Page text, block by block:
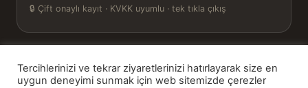
🔒 Çift onaylı kayıt · KVKK uyumlu · tek tıkla çıkış
© 2026 Bookinton — Türkiye’nin Kitap Platformu
Tercihlerinizi ve tekrar ziyaretlerinizi hatırlayarak size en
uygun deneyimi sunmak için web sitemizde çerezler